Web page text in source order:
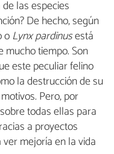
las especies
De hecho, según
oLynx pardinusestá
mucho tiempo. Son
este peculiar felino
la destrucción de su
Pero, por
todas ellas para
a proyectos
mejoría en la vida